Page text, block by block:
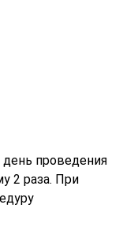
проведения
2 раза. При